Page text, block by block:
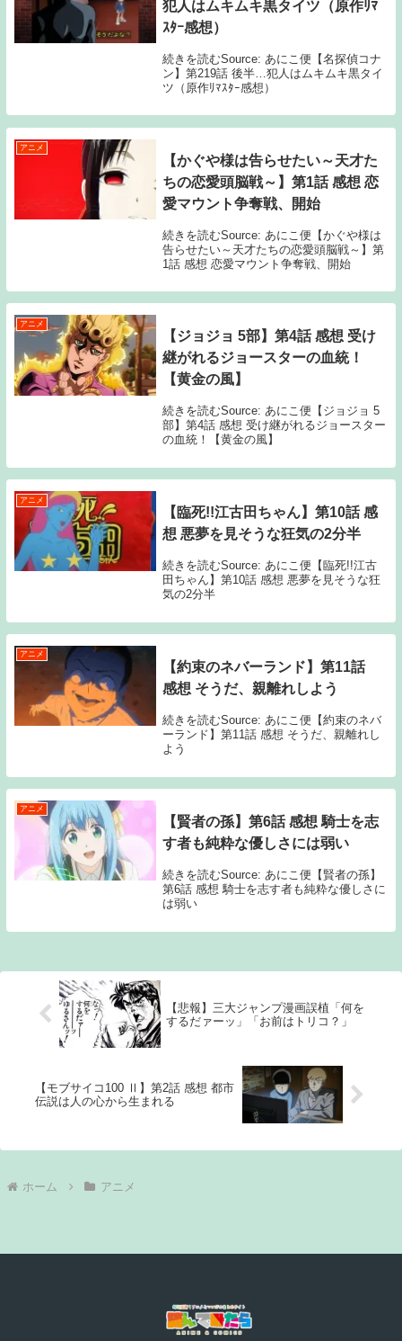
犯人はムキムキ黒タイツ（原作ﾘﾏ
ｽﾀｰ感想）
続きを読むSource: あにこ便【名探偵コナ
ン】第219話 後半…犯人はムキムキ黒タイ
ツ（原作ﾘﾏｽﾀｰ感想）
アニメ
【かぐや様は告らせたい～天才た
ちの恋愛頭脳戦～】第1話 感想 恋
愛マウント争奪戦、開始
続きを読むSource: あにこ便【かぐや様は
告らせたい～天才たちの恋愛頭脳戦～】第
1話 感想 恋愛マウント争奪戦、開始
アニメ
【ジョジョ 5部】第4話 感想 受け
継がれるジョースターの血統！
【黄金の風】
続きを読むSource: あにこ便【ジョジョ 5
部】第4話 感想 受け継がれるジョースター
の血統！【黄金の風】
アニメ
【臨死!!江古田ちゃん】第10話 感
想 悪夢を見そうな狂気の2分半
続きを読むSource: あにこ便【臨死!!江古
田ちゃん】第10話 感想 悪夢を見そうな狂
気の2分半
アニメ
【約束のネバーランド】第11話
感想 そうだ、親離れしよう
続きを読むSource: あにこ便【約束のネバ
ーランド】第11話 感想 そうだ、親離れし
よう
アニメ
【賢者の孫】第6話 感想 騎士を志
す者も純粋な優しさには弱い
続きを読むSource: あにこ便【賢者の孫】
第6話 感想 騎士を志す者も純粋な優しさに
は弱い
【悲報】三大ジャンプ漫画誤植「何を
するだァーッ」「お前はトリコ？」
【モブサイコ100 Ⅱ】第2話 感想 都市
伝説は人の心から生まれる
ホーム アニメ